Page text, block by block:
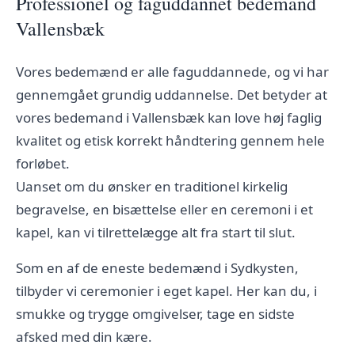
Vallensbæk
Vores bedemænd er alle faguddannede, og vi har
gennemgået grundig uddannelse. Det betyder at
vores bedemand i Vallensbæk kan love høj faglig
kvalitet og etisk korrekt håndtering gennem hele
forløbet.
Uanset om du ønsker en traditionel kirkelig
begravelse, en bisættelse eller en ceremoni i et
kapel, kan vi tilrettelægge alt fra start til slut.
Som en af de eneste bedemænd i Sydkysten,
tilbyder vi ceremonier i eget kapel. Her kan du, i
smukke og trygge omgivelser, tage en sidste
afsked med din kære.